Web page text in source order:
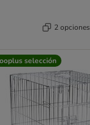
2 opciones
selección